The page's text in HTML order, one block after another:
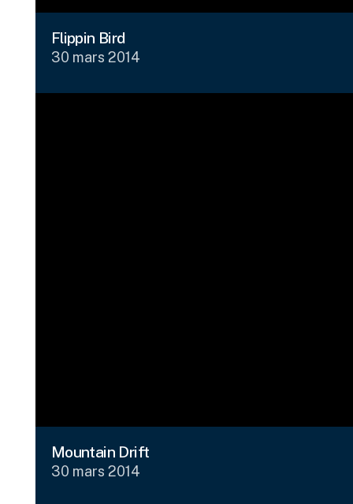
Flippin Bird
30 mars 2014
Mountain Drift
30 mars 2014